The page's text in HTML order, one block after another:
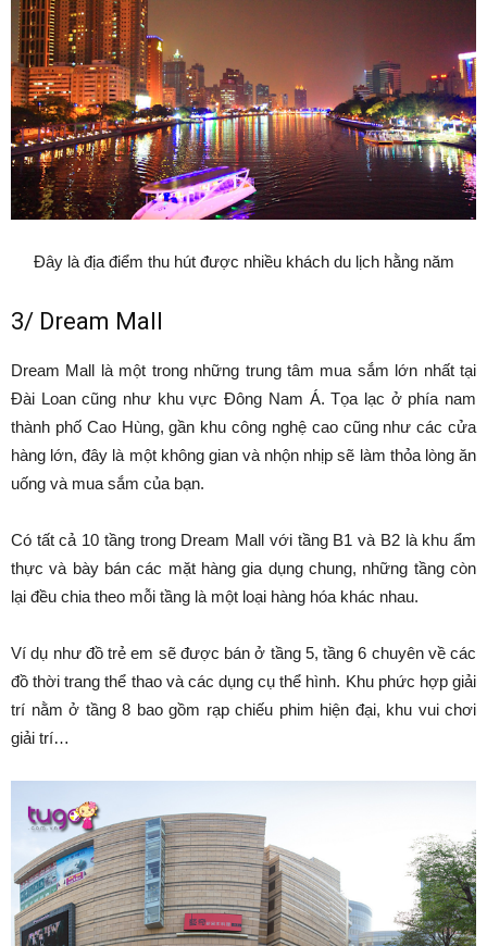
Đây là địa điểm thu hút được nhiều khách du lịch hằng năm
3/ Dream Mall
Dream Mall là một trong những trung tâm mua sắm lớn nhất tại
Đài Loan cũng như khu vực Đông Nam Á. Tọa lạc ở phía nam
thành phố Cao Hùng, gần khu công nghệ cao cũng như các cửa
hàng lớn, đây là một không gian và nhộn nhịp sẽ làm thỏa lòng ăn
uống và mua sắm của bạn.
Có tất cả 10 tầng trong Dream Mall với tầng B1 và B2 là khu ẩm
thực và bày bán các mặt hàng gia dụng chung, những tầng còn
lại đều chia theo mỗi tầng là một loại hàng hóa khác nhau.
Ví dụ như đồ trẻ em sẽ được bán ở tầng 5, tầng 6 chuyên về các
đồ thời trang thể thao và các dụng cụ thể hình. Khu phức hợp giải
trí nằm ở tầng 8 bao gồm rạp chiếu phim hiện đại, khu vui chơi
giải trí…